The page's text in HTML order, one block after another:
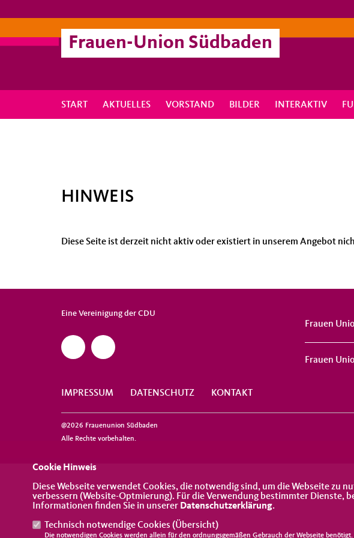
Frauen-Union Südbaden
START AKTUELLES VORSTAND BILDER INTERAKTIV
HINWEIS
Diese Seite ist derzeit nicht aktiv oder existiert in unserem Angebot
Eine Vereinigung der CDU
IMPRESSUM DATENSCHUTZ KONTAKT
Frauen
Frauen
@2026 Frauenunion Südbaden
Alle Rechte vorbehalten.
Cookie Hinweis
Diese Webseite verwendet Cookies, die notwendig sind, um die Webseite
verbessern (Website-Optmierung). Für die Verwendung bestimmter Dienste,
Informationen finden Sie in unserer Datenschutzerklärung.
Technisch notwendige Cookies (Übersicht)
Die notwendigen Cookies werden allein für den ordnungsgemäßen Gebrauch der Webseite benötigt.